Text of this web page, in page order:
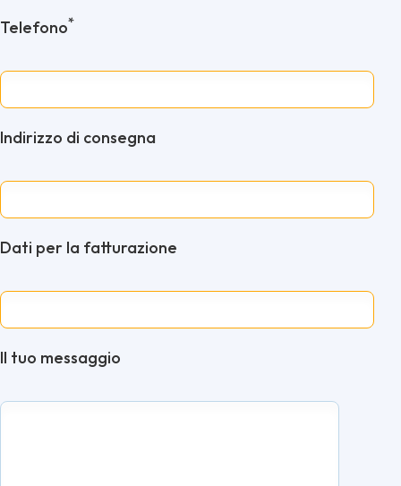
Telefono*
Indirizzo di consegna
Dati per la fatturazione
Il tuo messaggio